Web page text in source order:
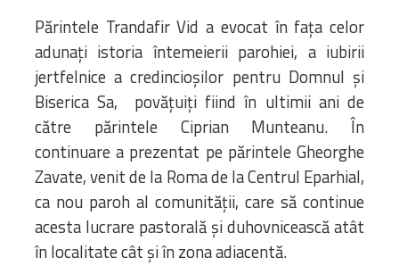
Părintele Trandafir Vid a evocat în fața celor
adunați istoria întemeierii parohiei, a iubirii
jertfelnice a credincioșilor pentru Domnul și
Biserica Sa, povățuiți fiind în ultimii ani de
către părintele Ciprian Munteanu. În
continuare a prezentat pe părintele Gheorghe
Zavate, venit de la Roma de la Centrul Eparhial,
ca nou paroh al comunității, care să continue
acesta lucrare pastorală și duhovnicească atât
în localitate cât și în zona adiacentă.